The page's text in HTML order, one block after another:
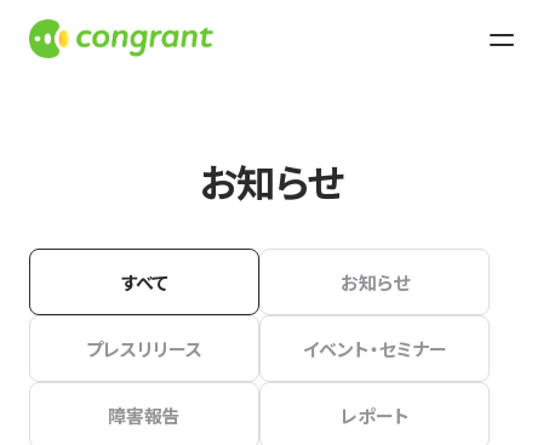
お知らせ
すべて お知らせ
プレスリリース イベント・セミナー
障害報告 レポート